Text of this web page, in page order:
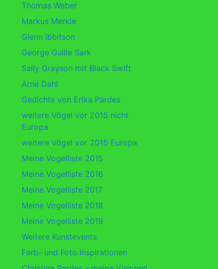
Thomas Weber
Markus Merkle
Glenn Ibbitson
George Guille Sark
Sally Grayson mit Black Swift
Arne Dahl
Gedichte von Erika Pardes
weitere Vögel vor 2015 nicht
Europa
weitere Vögel vor 2015 Europa
Meine Vogelliste 2015
Meine Vogelliste 2016
Meine Vogelliste 2017
Meine Vogelliste 2018
Meine Vogelliste 2019
Weitere Kunstevents
Farb- und Foto Inspirationen